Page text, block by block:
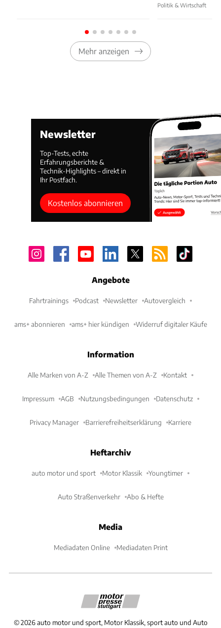
Politik & Wirtschaft
Mehr anzeigen
Newsletter
Top-Tests, echte
Erfahrungsberichte &
Technik-Highlights – direkt in
Ihr Postfach.
Kostenlos abonnieren
Angebote
Fahrtrainings Podcast Newsletter Autovergleich
ams+ abonnieren ams+ hier kündigen Widerruf digitaler Käufe
Information
Alle Marken von A-Z Alle Themen von A-Z Kontakt
Impressum AGB Nutzungsbedingungen Datenschutz
Privacy Manager Barrierefreiheitserklärung Karriere
Heftarchiv
auto motor und sport Motor Klassik Youngtimer
Auto Straßenverkehr Abo & Hefte
Media
Mediadaten Online Mediadaten Print
©2026 auto motor und sport, Motor Klassik, sport auto und Auto